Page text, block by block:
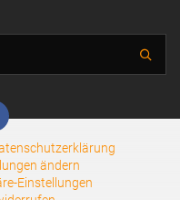
ändern
Einstellungen